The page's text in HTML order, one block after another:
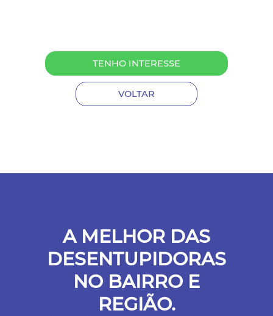
TENHO INTERESSE
VOLTAR
A MELHOR DAS
DESENTUPIDORAS
NO BAIRRO E
REGIÃO.